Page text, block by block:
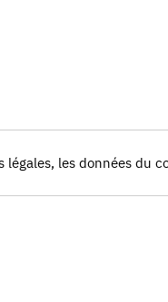
légales, les données du